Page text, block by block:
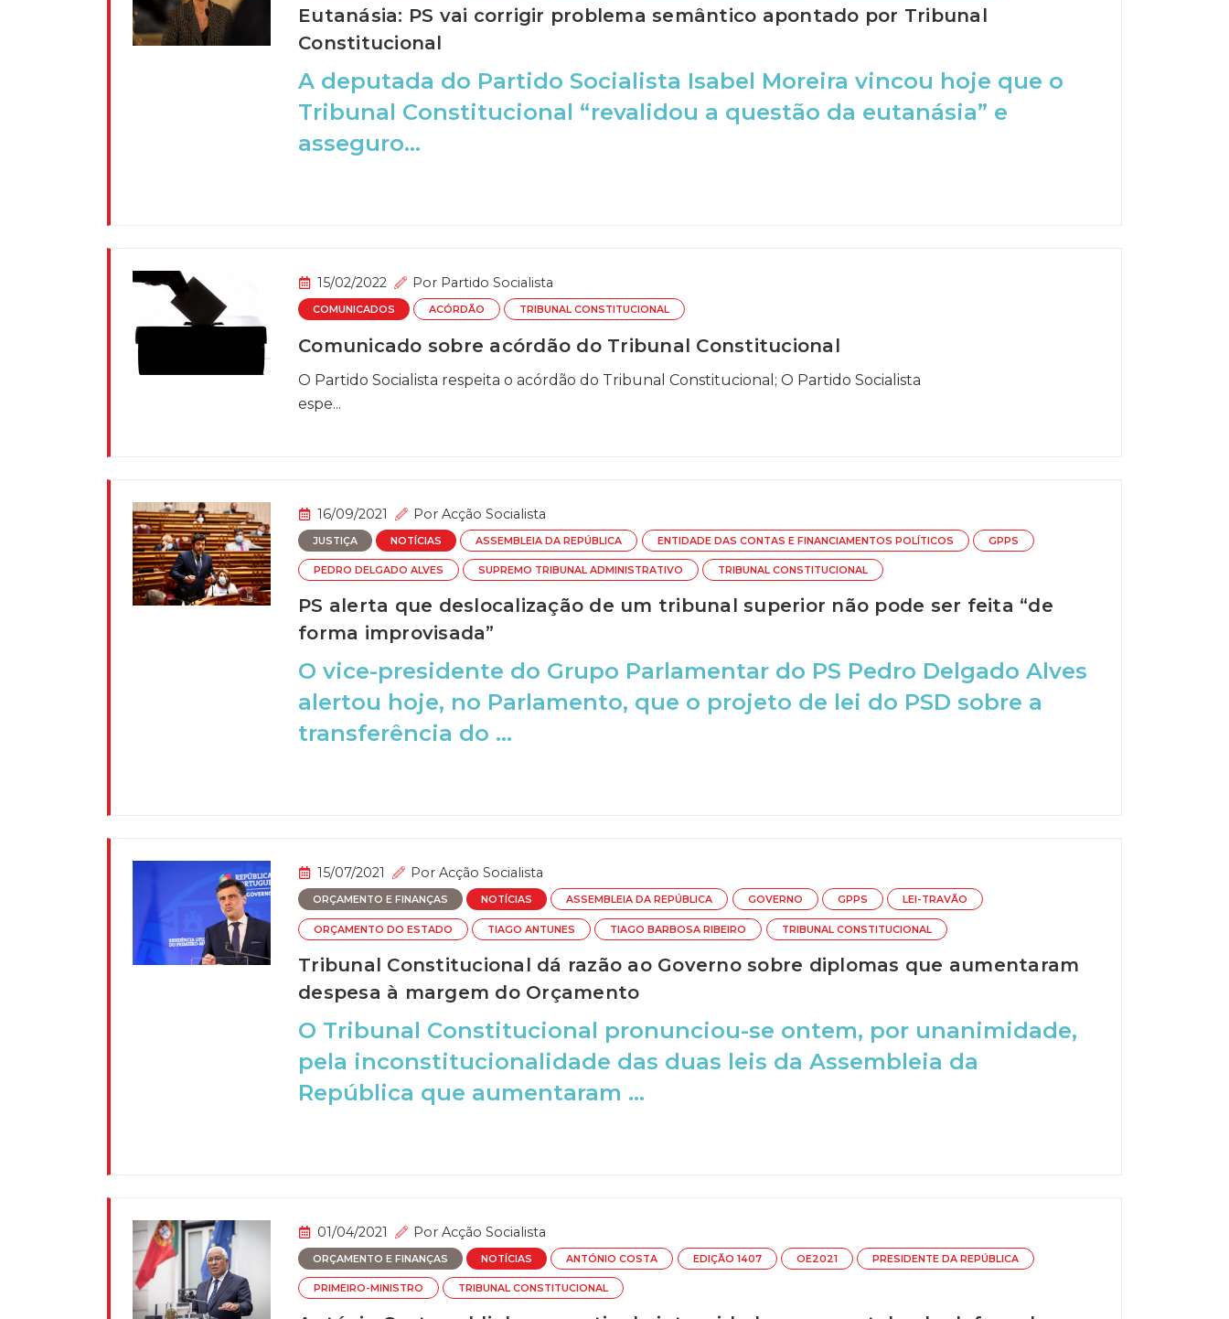
Eutanásia: PS vai corrigir problema semântico apontado por Tribunal
Constitucional
A deputada do Partido Socialista Isabel Moreira vincou hoje que o
Tribunal Constitucional “revalidou a questão da eutanásia” e
asseguro...
15/02/2022 Por Partido Socialista
COMUNICADOS ACÓRDÃO TRIBUNAL CONSTITUCIONAL
Comunicado sobre acórdão do Tribunal Constitucional
O Partido Socialista respeita o acórdão do Tribunal Constitucional; O Partido Socialista
espe...
16/09/2021 Por Acção Socialista
JUSTIÇA NOTÍCIAS ASSEMBLEIA DA REPÚBLICA ENTIDADE DAS CONTAS E FINANCIAMENTOS POLÍTICOS GPPS
PEDRO DELGADO ALVES SUPREMO TRIBUNAL ADMINISTRATIVO TRIBUNAL CONSTITUCIONAL
PS alerta que deslocalização de um tribunal superior não pode ser feita “de
forma improvisada”
O vice-presidente do Grupo Parlamentar do PS Pedro Delgado Alves
alertou hoje, no Parlamento, que o projeto de lei do PSD sobre a
transferência do ...
15/07/2021 Por Acção Socialista
ORÇAMENTO E FINANÇAS NOTÍCIAS ASSEMBLEIA DA REPÚBLICA GOVERNO GPPS LEI-TRAVÃO
ORÇAMENTO DO ESTADO TIAGO ANTUNES TIAGO BARBOSA RIBEIRO TRIBUNAL CONSTITUCIONAL
Tribunal Constitucional dá razão ao Governo sobre diplomas que aumentaram
despesa à margem do Orçamento
O Tribunal Constitucional pronunciou-se ontem, por unanimidade,
pela inconstitucionalidade das duas leis da Assembleia da
República que aumentaram ...
01/04/2021 Por Acção Socialista
ORÇAMENTO E FINANÇAS NOTÍCIAS ANTÓNIO COSTA EDIÇÃO 1407 OE2021 PRESIDENTE DA REPÚBLICA
PRIMEIRO-MINISTRO TRIBUNAL CONSTITUCIONAL